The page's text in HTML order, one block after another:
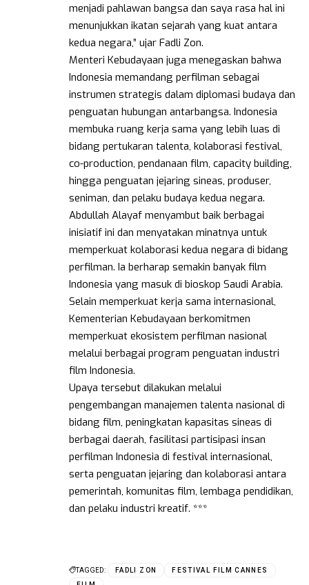
menjadi pahlawan bangsa dan saya rasa hal ini
menunjukkan ikatan sejarah yang kuat antara
kedua negara,” ujar Fadli Zon.
Menteri Kebudayaan juga menegaskan bahwa
Indonesia memandang perfilman sebagai
instrumen strategis dalam diplomasi budaya dan
penguatan hubungan antarbangsa. Indonesia
membuka ruang kerja sama yang lebih luas di
bidang pertukaran talenta, kolaborasi festival,
co-production, pendanaan film, capacity building,
hingga penguatan jejaring sineas, produser,
seniman, dan pelaku budaya kedua negara.
Abdullah Alayaf menyambut baik berbagai
inisiatif ini dan menyatakan minatnya untuk
memperkuat kolaborasi kedua negara di bidang
perfilman. Ia berharap semakin banyak film
Indonesia yang masuk di bioskop Saudi Arabia.
Selain memperkuat kerja sama internasional,
Kementerian Kebudayaan berkomitmen
memperkuat ekosistem perfilman nasional
melalui berbagai program penguatan industri
film Indonesia.
Upaya tersebut dilakukan melalui
pengembangan manajemen talenta nasional di
bidang film, peningkatan kapasitas sineas di
berbagai daerah, fasilitasi partisipasi insan
perfilman Indonesia di festival internasional,
serta penguatan jejaring dan kolaborasi antara
pemerintah, komunitas film, lembaga pendidikan,
dan pelaku industri kreatif. ***
TAGGED: FADLI ZON
FESTIVAL FILM CANNES